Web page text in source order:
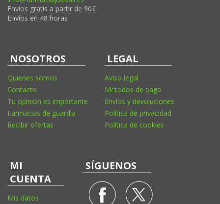
Envíos gratis a partir de 90€
Envíos en 48 horas
NOSOTROS
Quienes somos
Contacto
Tu opinión es importante
Farmacias de guardia
Recibir ofertas
LEGAL
Aviso legal
Métodos de pago
Envíos y devoluciones
Política de privacidad
Política de cookies
MI
CUENTA
Mis datos
SÍGUENOS